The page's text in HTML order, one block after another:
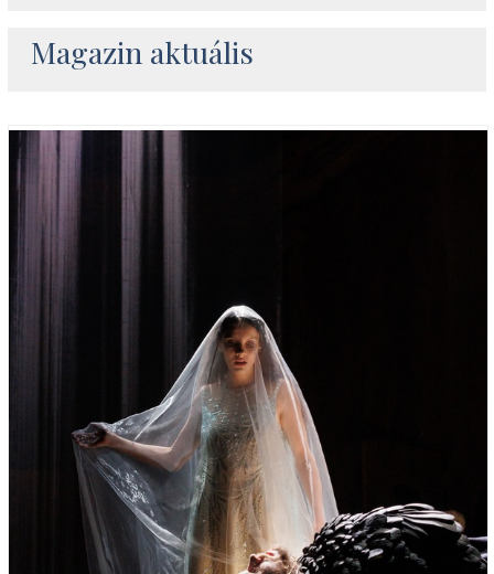
Magazin aktuális